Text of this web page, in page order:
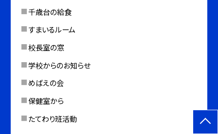
千歳台の給食
すまいるルーム
校長室の窓
学校からのお知らせ
めばえの会
保健室から
たてわり班活動